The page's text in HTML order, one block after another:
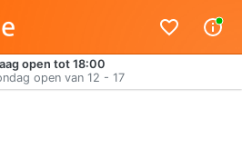
open tot 18:00
open van 12 - 17